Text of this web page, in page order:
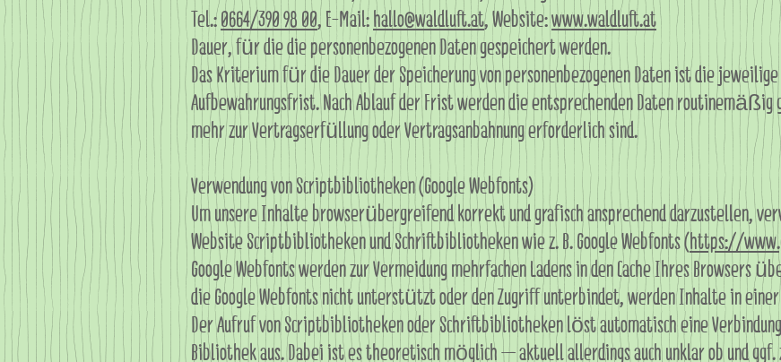
Tel.:0664/390 98 00, E-Mail:hallo@waldluft.at, Website:www.waldluft.at
Dauer, für die die personenbezogenen Daten gespeichert werden.
Das Kriterium für die Dauer der Speicherung von personenbezogenen Daten ist die
Aufbewahrungsfrist. Nach Ablauf der Frist werden die entsprechenden Daten
mehr zur Vertragserfüllung oder Vertragsanbahnung erforderlich sind.
Verwendung von Scriptbibliotheken (Google Webfonts)
Um unsere Inhalte browserübergreifend korrekt und grafisch ansprechend darzustellen,
Website Scriptbibliotheken und Schriftbibliotheken wie z. B. Google Webfonts (https://
Google Webfonts werden zur Vermeidung mehrfachen Ladens in den Cache Ihres Browsers
die Google Webfonts nicht unterstützt oder den Zugriff unterbindet, werden Inhalte in
Der Aufruf von Scriptbibliotheken oder Schriftbibliotheken löst automatisch eine
Bibliothek aus. Dabei ist es theoretisch möglich – aktuell allerdings auch unklar ob und ggf.